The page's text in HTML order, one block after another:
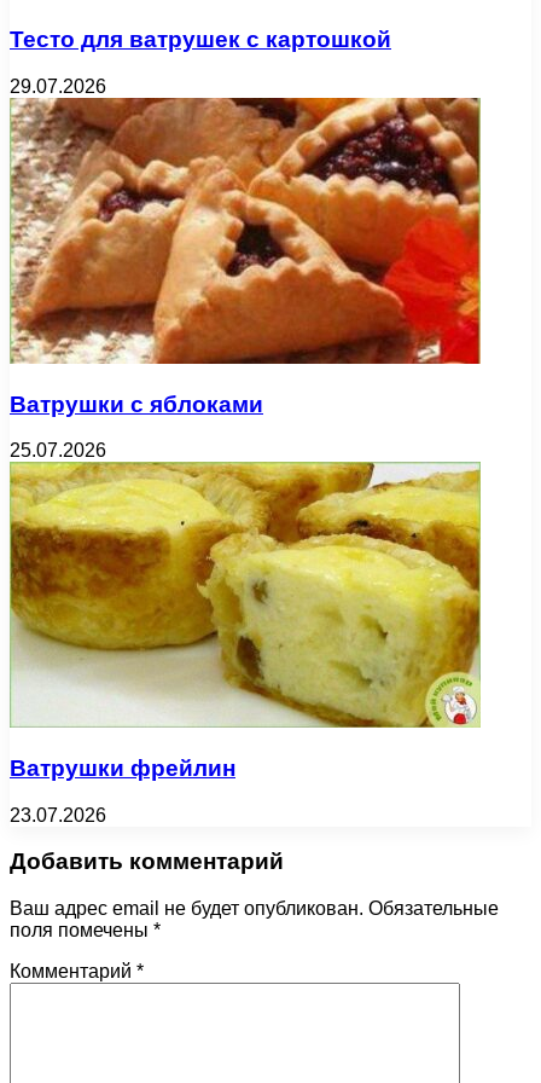
Тесто для ватрушек с картошкой
29.07.2026
Ватрушки с яблоками
25.07.2026
Ватрушки фрейлин
23.07.2026
Добавить комментарий
Ваш адрес email не будет опубликован. Обязательные
поля помечены *
Комментарий *